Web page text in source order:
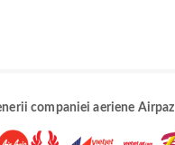
companiei aeriene Airpaz